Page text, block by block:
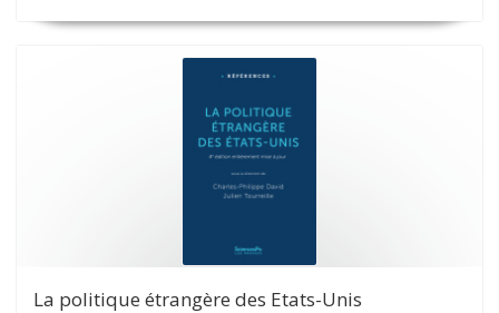
La politique étrangère des Etats-Unis